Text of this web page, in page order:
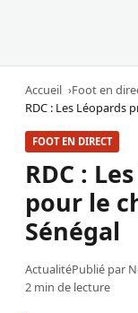
Accueil
Foot en
RDC : Les Léopards
FOOT EN DIRECT
RDC :
pour le
Sénégal
ActualitéPublié par
2 min de lecture